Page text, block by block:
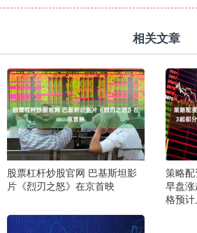
相关文章
股票杠杆炒股官网 巴基斯坦影
片《烈刃之怒》在京首映
策略
早盘
格预